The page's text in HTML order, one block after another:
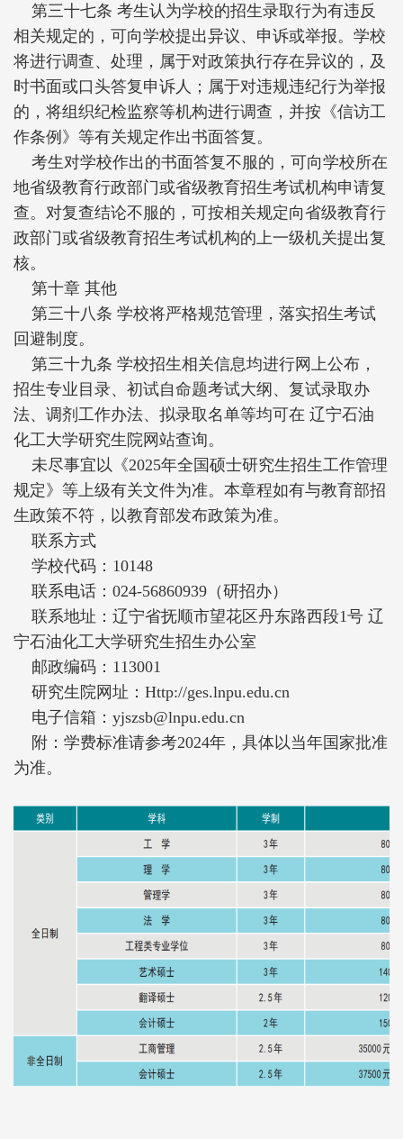
第三十七条 考生认为学校的招生录取行为有违反
相关规定的，可向学校提出异议、申诉或举报。学校
将进行调查、处理，属于对政策执行存在异议的，及
时书面或口头答复申诉人；属于对违规违纪行为举报
的，将组织纪检监察等机构进行调查，并按《信访工
作条例》等有关规定作出书面答复。
考生对学校作出的书面答复不服的，可向学校所在
地省级教育行政部门或省级教育招生考试机构申请复
查。对复查结论不服的，可按相关规定向省级教育行
政部门或省级教育招生考试机构的上一级机关提出复
核。
第十章 其他
第三十八条 学校将严格规范管理，落实招生考试
回避制度。
第三十九条 学校招生相关信息均进行网上公布，
招生专业目录、初试自命题考试大纲、复试录取办
法、调剂工作办法、拟录取名单等均可在 辽宁石油
化工大学研究生院网站查询。
未尽事宜以《2025年全国硕士研究生招生工作管理
规定》等上级有关文件为准。本章程如有与教育部招
生政策不符，以教育部发布政策为准。
联系方式
学校代码：10148
联系电话：024-56860939（研招办）
联系地址：辽宁省抚顺市望花区丹东路西段1号 辽
宁石油化工大学研究生招生办公室
邮政编码：113001
研究生院网址：Http://ges.lnpu.edu.cn
电子信箱：yjszsb@lnpu.edu.cn
附：学费标准请参考2024年，具体以当年国家批准
为准。